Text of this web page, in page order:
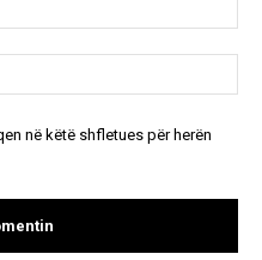
në këtë shfletues për herën